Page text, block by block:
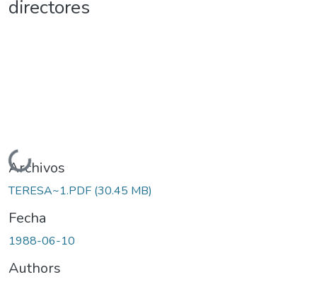
directores
Cargando...
Archivos
TERESA~1.PDF (30.45 MB)
Fecha
1988-06-10
Authors